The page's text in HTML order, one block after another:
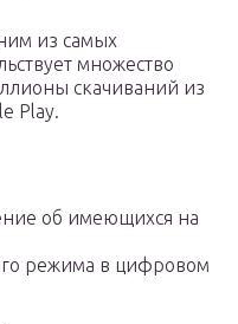
из самых
множество
скачиваний из
Play.
об имеющихся на
режима в цифровом